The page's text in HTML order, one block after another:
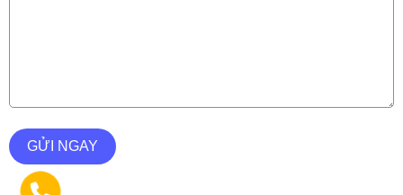
GỬI NGAY